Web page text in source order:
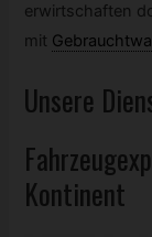
erwirtschaften
mit
Unsere
Kontinent